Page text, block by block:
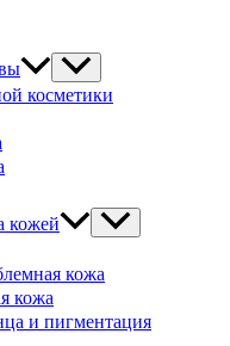
косметики
кожей
кожа
кожа
и пигментация